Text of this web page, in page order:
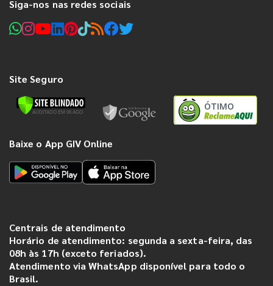
Siga-nos nas redes sociais
Site Seguro
ÓTIMO
Baixe o App GIV Online
Centrais de atendimento
Horário de atendimento: segunda a sexta-feira, das
08h às 17h (exceto feriados).
Atendimento via WhatsApp disponível para todo o
Brasil.